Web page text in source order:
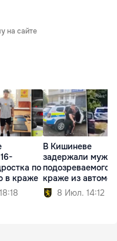
на сайте
по
в краже
В Кишиневе
задержали
подозреваемого в
краже из
8 Июл. 14:12